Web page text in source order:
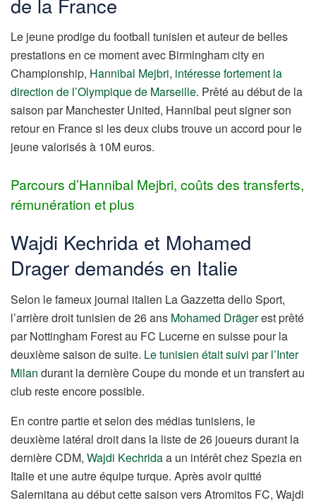
Le jeune prodige du football tunisien et auteur de belles
prestations en ce moment avec Birmingham city en
Championship, Hannibal Mejbri, intéresse fortement la
direction de l’Olympique de Marseille. Prêté au début de la
saison par Manchester United, Hannibal peut signer son
retour en France si les deux clubs trouve un accord pour le
jeune valorisés à 10M euros.
Parcours d’Hannibal Mejbri, coûts des transferts,
rémunération et plus
Wajdi Kechrida et Mohamed
Drager demandés en Italie
Selon le fameux journal italien La Gazzetta dello Sport,
l’arrière droit tunisien de 26 ans Mohamed Drägerest prêté
par Nottingham Forest au FC Lucerne en suisse pour la
deuxième saison de suite. Le tunisien était suivi par l’Inter
Milan durant la dernière Coupe du monde et un transfert au
club reste encore possible.
En contre partie et selon des médias tunisiens, le
deuxième latéral droit dans la liste de 26 joueurs durant la
dernière CDM, Wajdi Kechridaa un intérêt chez Spezia en
Italie et une autre équipe turque. Après avoir quitté
Salernitana au début cette saison vers Atromitos FC, Wajdi